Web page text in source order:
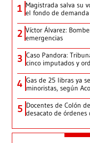
1 Magistrada salva su
el fondo de
2 Víctor Álvarez:
emergencias
3 Caso Pandora:
cinco imputados y
4 Gas de 25 libras ya
minoristas, según
5 Docentes de Colón
desacato de